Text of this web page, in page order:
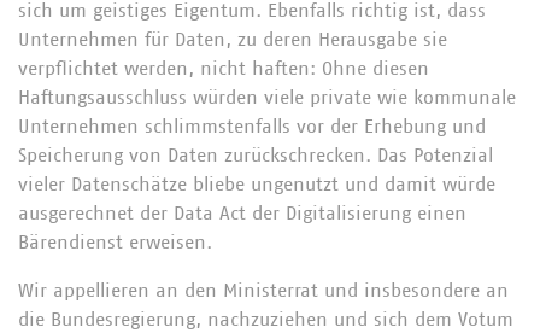
sich um geistiges Eigentum. Ebenfalls richtig ist, dass
Unternehmen für Daten, zu deren Herausgabe sie
verpflichtet werden, nicht haften: Ohne diesen
Haftungsausschluss würden viele private wie kommunale
Unternehmen schlimmstenfalls vor der Erhebung und
Speicherung von Daten zurückschrecken. Das Potenzial
vieler Datenschätze bliebe ungenutzt und damit würde
ausgerechnet der Data Act der Digitalisierung einen
Bärendienst erweisen.
Wir appellieren an den Ministerrat und insbesondere an
die Bundesregierung, nachzuziehen und sich dem Votum